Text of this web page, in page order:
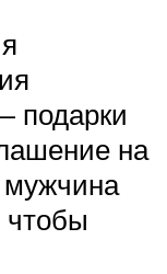
подарки
на
чтобы